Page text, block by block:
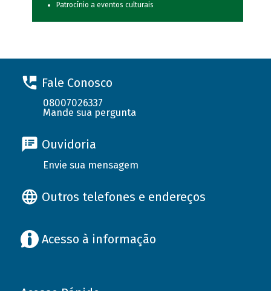
Patrocínio a eventos culturais
Fale Conosco
08007026337
Mande sua pergunta
Ouvidoria
Envie sua mensagem
Outros telefones e endereços
Acesso à informação